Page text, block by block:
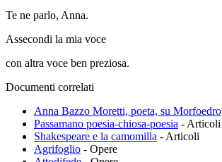
Te ne parlo, Anna.
Assecondi la mia voce
con altra voce ben preziosa.
Documenti correlati
Anna Bazzo Moretti, poeta, su Morfoedro
Passamano poesia-chiosa-poesia - Articoli
Shakespeare e la camomilla - Articoli
Agrifoglio - Opere